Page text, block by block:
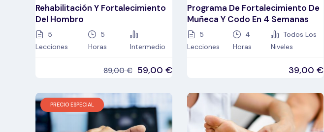
Rehabilitación Y Fortalecimiento
Del Hombro
5
Lecciones
5
Horas
Intermedio
89,00€ 59,00 €
Programa De Fortalecimiento De
Muñeca Y Codo En 4 Semanas
5
Lecciones
4
Horas
Todos Los
Niveles
39,00 €
PRECIO ESPECIAL